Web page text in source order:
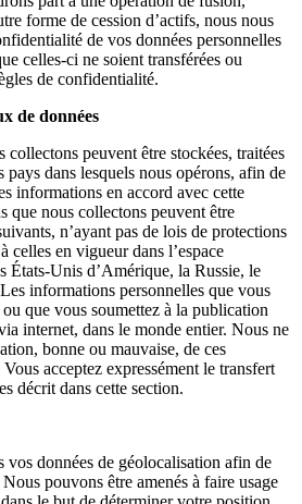
forme de cession d’actifs, nous nous
de vos données personnelles
celles-ci ne soient transférées ou
de confidentialité.
de données
peuvent être stockées, traitées
pays dans lesquels nous opérons, afin de
informations en accord avec cette
que nous collectons peuvent être
n’ayant pas de lois de protections
celles en vigueur dans l’espace
États-Unis d’Amérique, la Russie, le
informations personnelles que vous
que vous soumettez à la publication
internet, dans le monde entier. Nous ne
bonne ou mauvaise, de ces
acceptez expressément le transfert
décrit dans cette section.
vos données de géolocalisation afin de
pouvons être amenés à faire usage